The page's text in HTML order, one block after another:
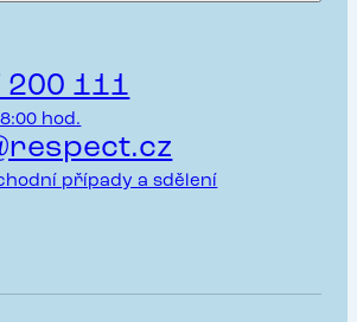
200 111
hod.
případy a sdělení